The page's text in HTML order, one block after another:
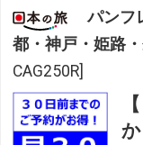
パンフ
都・神戸・姫路
CAG250R]